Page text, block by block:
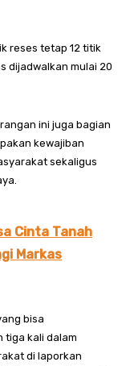
reses tetap 12 titik
dijadwalkan mulai 20
ini juga bagian
kewajiban
sekaligus
Cinta Tanah
Markas
bisa
tiga kali dalam
di laporkan